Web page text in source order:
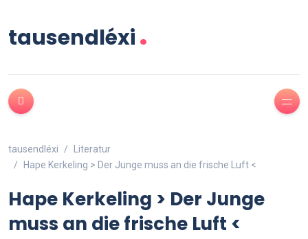
tausendléxi.
tausendléxi
Literatur
Hape Kerkeling > Der Junge muss an die frische Luft <
Hape Kerkeling > Der Junge
muss an die frische Luft <